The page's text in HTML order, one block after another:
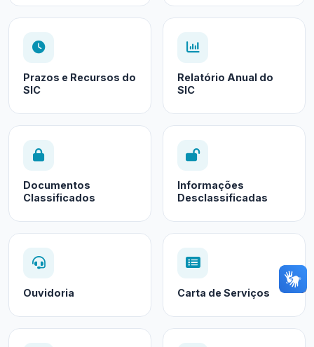
Prazos e Recursos do
SIC
Relatório Anual do
SIC
Documentos
Classificados
Informações
Desclassificadas
Ouvidoria Carta de Serviços